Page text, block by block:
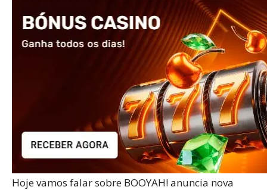
Hoje vamos falar sobre BOOYAH! anuncia nova